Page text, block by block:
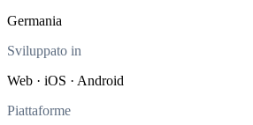
Germania
Sviluppato in
Web · iOS · Android
Piattaforme